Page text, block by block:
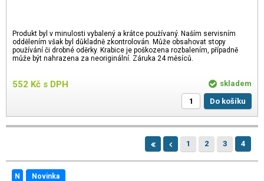
Produkt byl v minulosti vybalený a krátce používaný. Naším servisním
oddělením však byl důkladně zkontrolován. Může obsahovat stopy
používání či drobné oděrky. Krabice je poškozena rozbalením, případně
může být nahrazena za neoriginální. Záruka 24 měsíců.
552 Kč s DPH
skladem
Do košíku
1 2 3 4
N Novinka